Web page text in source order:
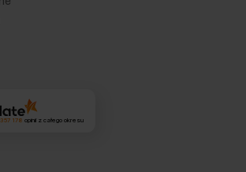
357 178 opinii z całego okresu